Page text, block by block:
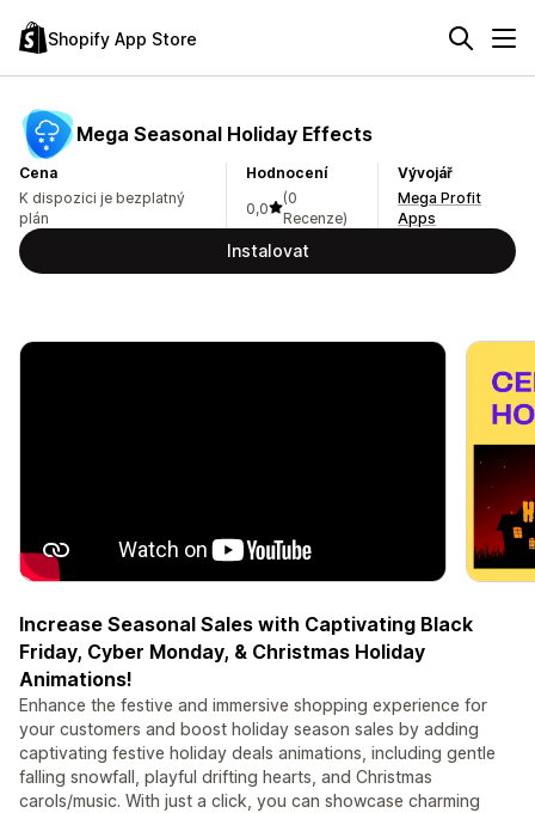
Shopify App Store
Mega Seasonal Holiday Effects
Cena
K dispozici je bezplatný
plán
Hodnocení
0,0
(0
Recenze)
Vývojář
Mega Profit
Apps
Instalovat
Increase Seasonal Sales with Captivating Black
Friday, Cyber Monday, & Christmas Holiday
Animations!
Enhance the festive and immersive shopping experience for
your customers and boost holiday season sales by adding
captivating festive holiday deals animations, including gentle
falling snowfall, playful drifting hearts, and Christmas
carols/music. With just a click, you can showcase charming